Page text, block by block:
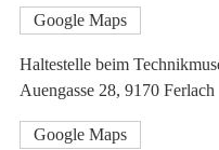
Google Maps
Haltestelle beim
Auengasse 28, 9170 Ferlach
Google Maps